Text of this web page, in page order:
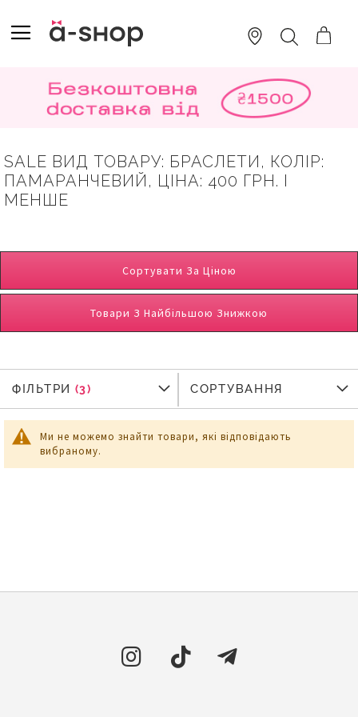
TO
CONTENT
ПОШУК
SALE ВИД ТОВАРУ: БРАСЛЕТИ, КОЛІР:
ПАМАРАНЧЕВИЙ, ЦІНА: 400 ГРН. І
МЕНШЕ
Сортувати За Ціною
Товари З Найбільшою Знижкою
Ми не можемо знайти товари, які відповідають
вибраному.
ФІЛЬТРИ
ФІЛЬТРИ СОРТУВАННЯ